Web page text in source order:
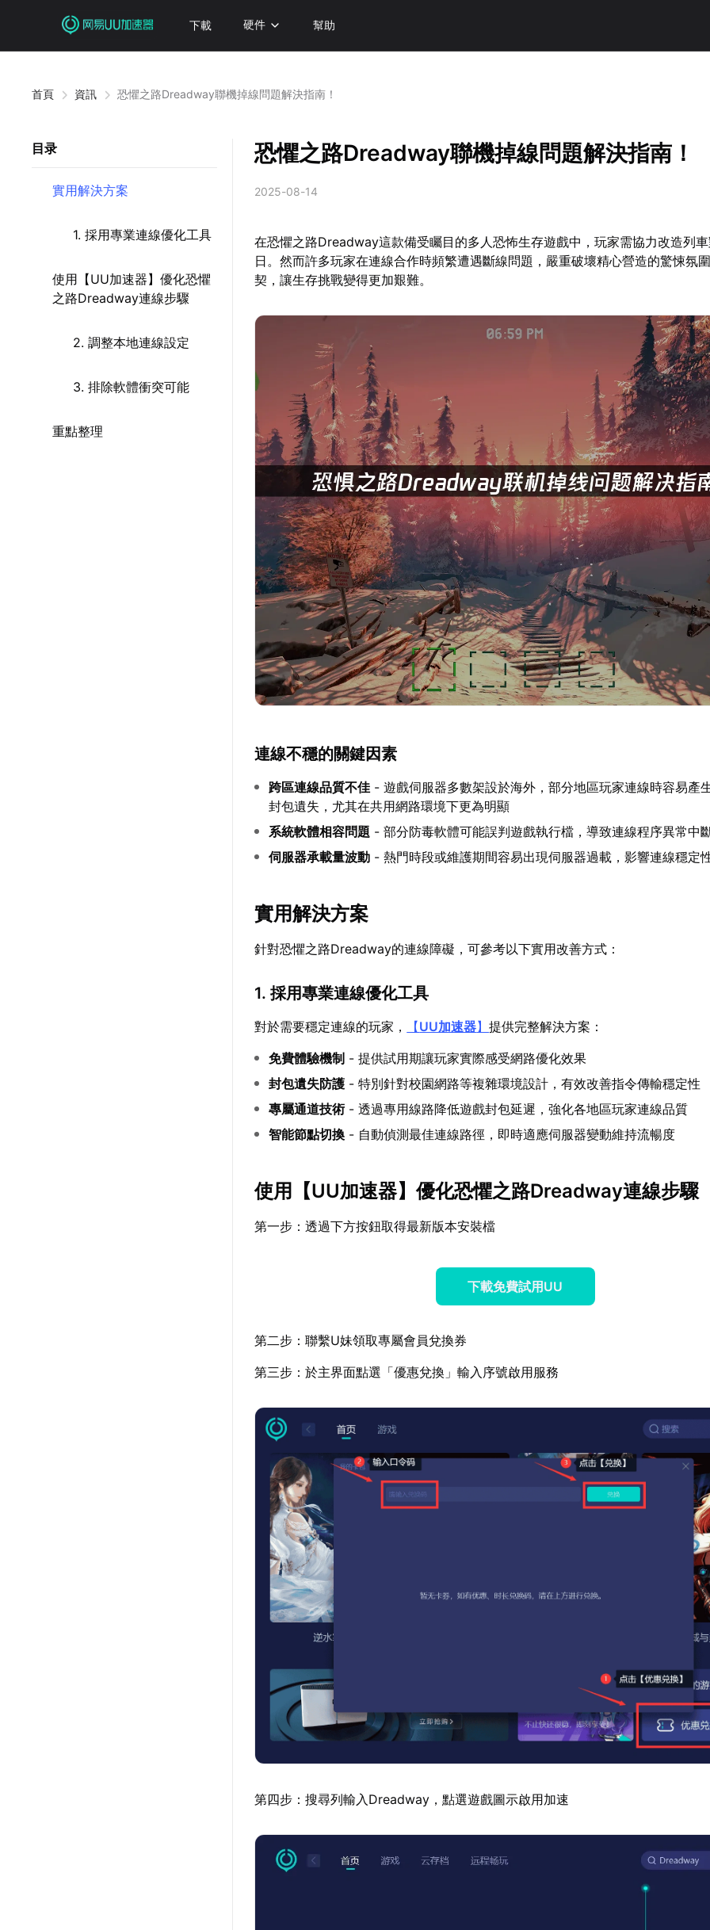
下載 硬件 幫助
首頁 資訊 恐懼之路Dreadway聯機掉線問題解決指南！
目录
實用解決方案
1. 採用專業連線優化工具
使用【UU加速器】優化恐懼
之路Dreadway連線步驟
2. 調整本地連線設定
3. 排除軟體衝突可能
重點整理
恐懼之路Dreadway聯機掉線問題解決指南！
2025-08-14
在恐懼之路Dreadway這款備受矚目的多人恐怖生存遊戲中，玩家需協力改造列
日。然而許多玩家在連線合作時頻繁遭遇斷線問題，嚴重破壞精心營造的驚悚氛
契，讓生存挑戰變得更加艱難。
連線不穩的關鍵因素
跨區連線品質不佳 - 遊戲伺服器多數架設於海外，部分地區玩家連線時容易產
封包遺失，尤其在共用網路環境下更為明顯
系統軟體相容問題 - 部分防毒軟體可能誤判遊戲執行檔，導致連線程序異常中
伺服器承載量波動 - 熱門時段或維護期間容易出現伺服器過載，影響連線穩定
實用解決方案
針對恐懼之路Dreadway的連線障礙，可參考以下實用改善方式：
1. 採用專業連線優化工具
對於需要穩定連線的玩家， 【UU加速器】提供完整解決方案：
免費體驗機制 - 提供試用期讓玩家實際感受網路優化效果
封包遺失防護 - 特別針對校園網路等複雜環境設計，有效改善指令傳輸穩定性
專屬通道技術- 透過專用線路降低遊戲封包延遲，強化各地區玩家連線品質
智能節點切換 - 自動偵測最佳連線路徑，即時適應伺服器變動維持流暢度
使用【UU加速器】優化恐懼之路Dreadway連線步驟
第一步：透過下方按鈕取得最新版本安裝檔
下載免費試用UU
第二步：聯繫U妹領取專屬會員兌換券
第三步：於主界面點選「優惠兌換」輸入序號啟用服務
第四步：搜尋列輸入Dreadway，點選遊戲圖示啟用加速